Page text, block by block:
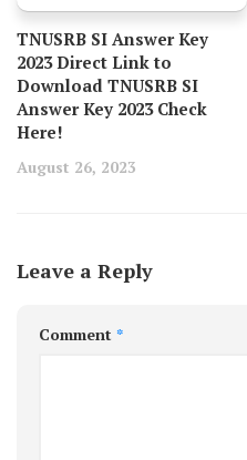
TNUSRB SI Answer Key
2023 Direct Link to
Download TNUSRB SI
Answer Key 2023 Check
Here!
August 26, 2023
Leave a Reply
Comment *